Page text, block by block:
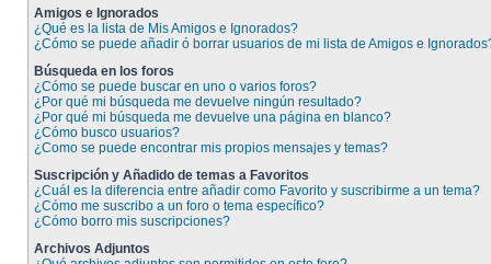
Amigos e Ignorados
¿Qué es la lista de Mis Amigos e Ignorados?
¿Cómo se puede añadir ó borrar usuarios de mi lista de Amigos e
Búsqueda en los foros
¿Cómo se puede buscar en uno o varios foros?
¿Por qué mi búsqueda me devuelve ningún resultado?
¿Por qué mi búsqueda me devuelve una página en blanco?
¿Cómo busco usuarios?
¿Como se puede encontrar mis propios mensajes y temas?
Suscripción y Añadido de temas a Favoritos
¿Cuál es la diferencia entre añadir como Favorito y suscribirme a un tema?
¿Cómo me suscribo a un foro o tema específico?
¿Cómo borro mis suscripciones?
Archivos Adjuntos